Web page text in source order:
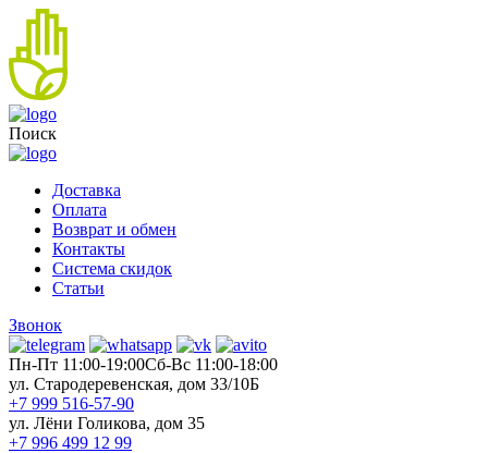
Поиск
Доставка
Оплата
Возврат и обмен
Контакты
Система скидок
Статьи
Звонок
Пн-Пт 11:00-19:00Cб-Вс 11:00-18:00
ул. Стародеревенская, дом 33/10Б
+7 999 516-57-90
ул. Лёни Голикова, дом 35
+7 996 499 12 99